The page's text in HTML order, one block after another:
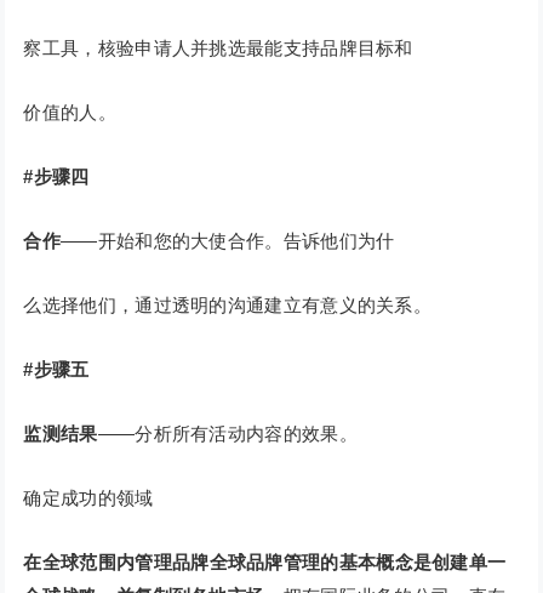
察工具，核验申请人并挑选最能支持品牌目标和
价值的人。
#步骤四
合作——开始和您的大使合作。告诉他们为什
么选择他们，通过透明的沟通建立有意义的关系。
#步骤五
监测结果——分析所有活动内容的效果。
确定成功的领域
在全球范围内管理品牌全球品牌管理的基本概念是创建单一